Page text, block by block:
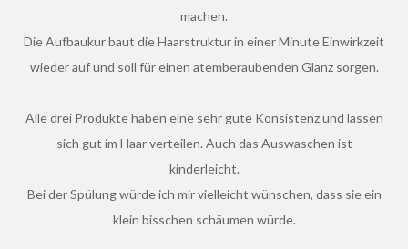
machen.
Die Aufbaukur baut die Haarstruktur in einer Minute Einwirkzeit
wieder auf und soll für einen atemberaubenden Glanz sorgen.
Alle drei Produkte haben eine sehr gute Konsistenz und lassen
sich gut im Haar verteilen. Auch das Auswaschen ist
kinderleicht.
Bei der Spülung würde ich mir vielleicht wünschen, dass sie ein
klein bisschen schäumen würde.